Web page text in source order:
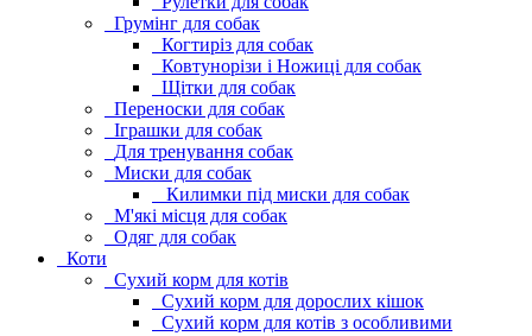
Грумінг для собак
Когтиріз для собак
Ковтунорізи і Ножиці для собак
Щітки для собак
Переноски для собак
Іграшки для собак
Для тренування собак
Миски для собак
Килимки під миски для собак
М'які місця для собак
Одяг для собак
Коти
Сухий корм для котів
Сухий корм для дорослих кішок
Сухий корм для котів з особливими